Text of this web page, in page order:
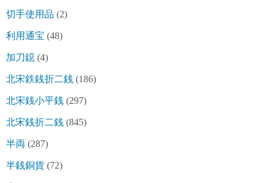
切手使用品 (2)
利用通宝 (48)
加刀鐚 (4)
北宋鉄銭折二銭 (186)
北宋銭小平銭 (297)
北宋銭折二銭 (845)
半両 (287)
半銭銅貨 (72)